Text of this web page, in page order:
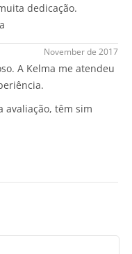
dedicação.
November de 2017
A Kelma me atendeu
avaliação, têm sim